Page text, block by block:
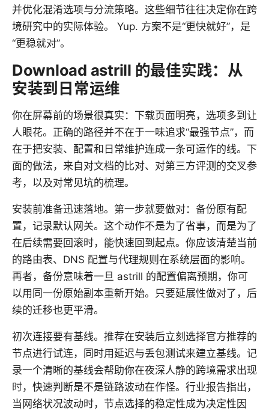
并优化混淆选项与分流策略。这些细节往往决定你在跨
境研究中的实际体验。 Yup. 方案不是“更快就好”，是
“更稳就对”。
Download astrill 的最佳实践：从
安装到日常运维
你在屏幕前的场景很真实：下载页面明亮，选项多到让
人眼花。正确的路径并不在于一味追求“最强节点”，而
在于把安装、配置和日常维护连成一条可运作的线。下
面的做法，来自对文档的比对、对第三方评测的交叉参
考，以及对常见坑的梳理。
安装前准备迅速落地。第一步就要做对：备份原有配
置，记录默认网关。这个动作不是为了省事，而是为了
在后续需要回滚时，能快速回到起点。你应该清楚当前
的路由表、DNS 配置与代理规则在系统层面的影响。
再者，备份意味着一旦 astrill 的配置偏离预期，你可
以用同一份原始副本重新开始。只要延展性做对了，后
续的迁移也更平滑。
初次连接要有基线。推荐在安装后立刻选择官方推荐的
节点进行试连，同时用延迟与丢包测试来建立基线。记
录一个清晰的基线会帮助你在夜深人静的跨境需求出现
时，快速判断是不是链路波动在作怪。行业报告指出，
当网络状况波动时，节点选择的稳定性成为决定性因